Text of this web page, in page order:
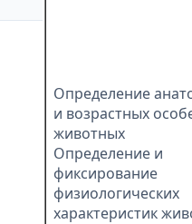
Определение
и возрастных
животных
Определение и
фиксирование
физиологических
характеристик